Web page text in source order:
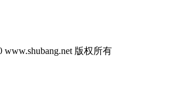
www.shubang.net 版权所有